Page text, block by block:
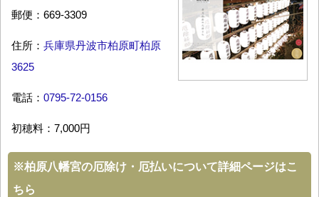
郵便：669-3309
住所： 兵庫県丹波市柏原町柏原
3625
電話： 0795-72-0156
初穂料：7,000円
※柏原八幡宮の厄除け・厄払いについて詳細ページはこ
ちら